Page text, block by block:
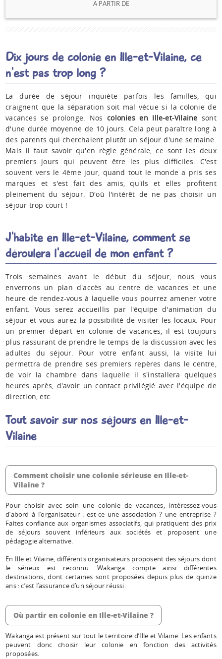
A PARTIR DE
Dix jours de colonie en Ille-et-Vilaine, ce
n'est pas trop long ?
La durée de séjour inquiète parfois les familles, qui
craignent que la séparation soit mal vécue si la colonie de
vacances se prolonge. Noscolonies en Ille-et-Vilaine sont
d'une durée moyenne de 10 jours. Cela peut paraître long à
des parents qui cherchaient plutôt un séjour d'une semaine.
Mais il faut savoir qu'en règle générale, ce sont les deux
premiers jours qui peuvent être les plus difficiles. C'est
souvent vers le 4ème jour, quand tout le monde a pris ses
marques et s'est fait des amis, qu'ils et elles profitent
pleinement du séjour. D'où l'intérêt de ne pas choisir un
séjour trop court !
J'habite en Ille-et-Vilaine, comment se
déroulera l'accueil de mon enfant ?
Trois semaines avant le début du séjour, nous vous
enverrons un plan d'accès au centre de vacances et une
heure de rendez-vous à laquelle vous pourrez amener votre
enfant. Vous serez accueillis par l'équipe d'animation du
séjour et vous aurez la possibilité de visiter les locaux. Pour
un premier départ en colonie de vacances, il est toujours
plus rassurant de prendre le temps de la discussion avec les
adultes du séjour. Pour votre enfant aussi, la visite lui
permettra de prendre ses premiers repères dans le centre,
de voir la chambre dans laquelle il s'installera quelques
heures après, d'avoir un contact privilégié avec l'équipe de
direction, etc.
Tout savoir sur nos séjours en Ille-et-
Vilaine
Comment choisir une colonie sérieuse en Ille-et-
Vilaine ?
Pour choisir avec soin une colonie de vacances, intéressez-vous
d’abord à l’organisateur : est-ce une association ? une entreprise ?
Faites confiance aux organismes associatifs, qui pratiquent des prix
de séjours souvent inférieurs aux sociétés et proposent une
pédagogie alternative.
En Ille et Vilaine, différents organisateurs proposent des séjours dont
le sérieux est reconnu. Wakanga compte ainsi différentes
destinations, dont certaines sont proposées depuis plus de quinze
ans : c’est l’assurance d’un séjour réussi.
Où partir en colonie en Ille-et-Vilaine ?
Wakanga est présent sur tout le territoire d’Ille et Vilaine. Les enfants
peuvent donc choisir leur colonie en fonction des activités
proposées.